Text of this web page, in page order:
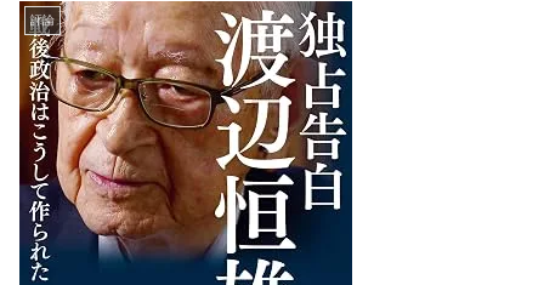
評論